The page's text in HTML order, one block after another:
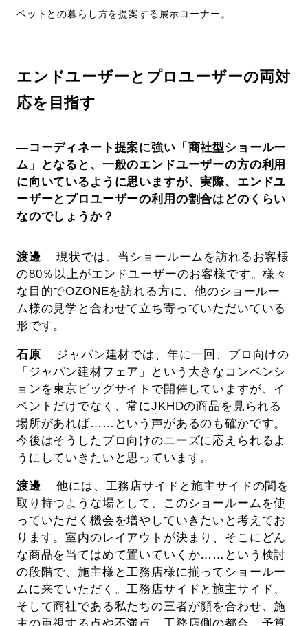
ペットとの暮らし方を提案する展示コーナー。
エンドユーザーとプロユーザーの両対
応を目指す
―コーディネート提案に強い「商社型ショールー
ム」となると、一般のエンドユーザーの方の利用
に向いているように思いますが、実際、エンドユ
ーザーとプロユーザーの利用の割合はどのくらい
なのでしょうか？
渡邊
現状では、当ショールームを訪れるお客様
の80％以上がエンドユーザーのお客様です。様々
な目的でOZONEを訪れる方に、他のショールー
ム様の見学と合わせて立ち寄っていただいている
形です。
石原
ジャパン建材では、年に一回、プロ向けの
「ジャパン建材フェア」という大きなコンベンシ
ョンを東京ビッグサイトで開催していますが、イ
ベントだけでなく、常にJKHDの商品を見られる
場所があれば……という声があるのも確かです。
今後はそうしたプロ向けのニーズに応えられるよ
うにしていきたいと思っています。
渡邊
他には、工務店サイドと施主サイドの間を
取り持つような場として、このショールームを使
っていただく機会を増やしていきたいと考えてお
ります。室内のレイアウトが決まり、そこにどん
な商品を当てはめて置いていくか……という検討
の段階で、施主様と工務店様に揃ってショールー
ムに来ていただく。工務店サイドと施主サイド、
そして商社である私たちの三者が顔を合わせ、施